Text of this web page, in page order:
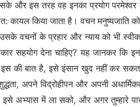
और इस तरह वह इनका प्रयोग परमेश्वर
कायल किया जाता है। वचन
वचनों के प्रहार और न्याय को भी
सहयोग देना चाहिए? यह जानकर
की बात है, इसे इंसान खुद नहीं कर
अपने विद्रोहीपन और अपनी
अभ्यास में ला सको, और अगर तुम्हारे